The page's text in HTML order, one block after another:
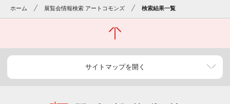
ホーム 展覧会情報検索 アートコモンズ 検索結果一覧
サイトマップを開く